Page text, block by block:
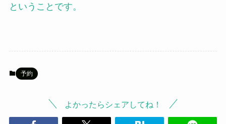
ということです。
予約
よかったらシェアしてね！